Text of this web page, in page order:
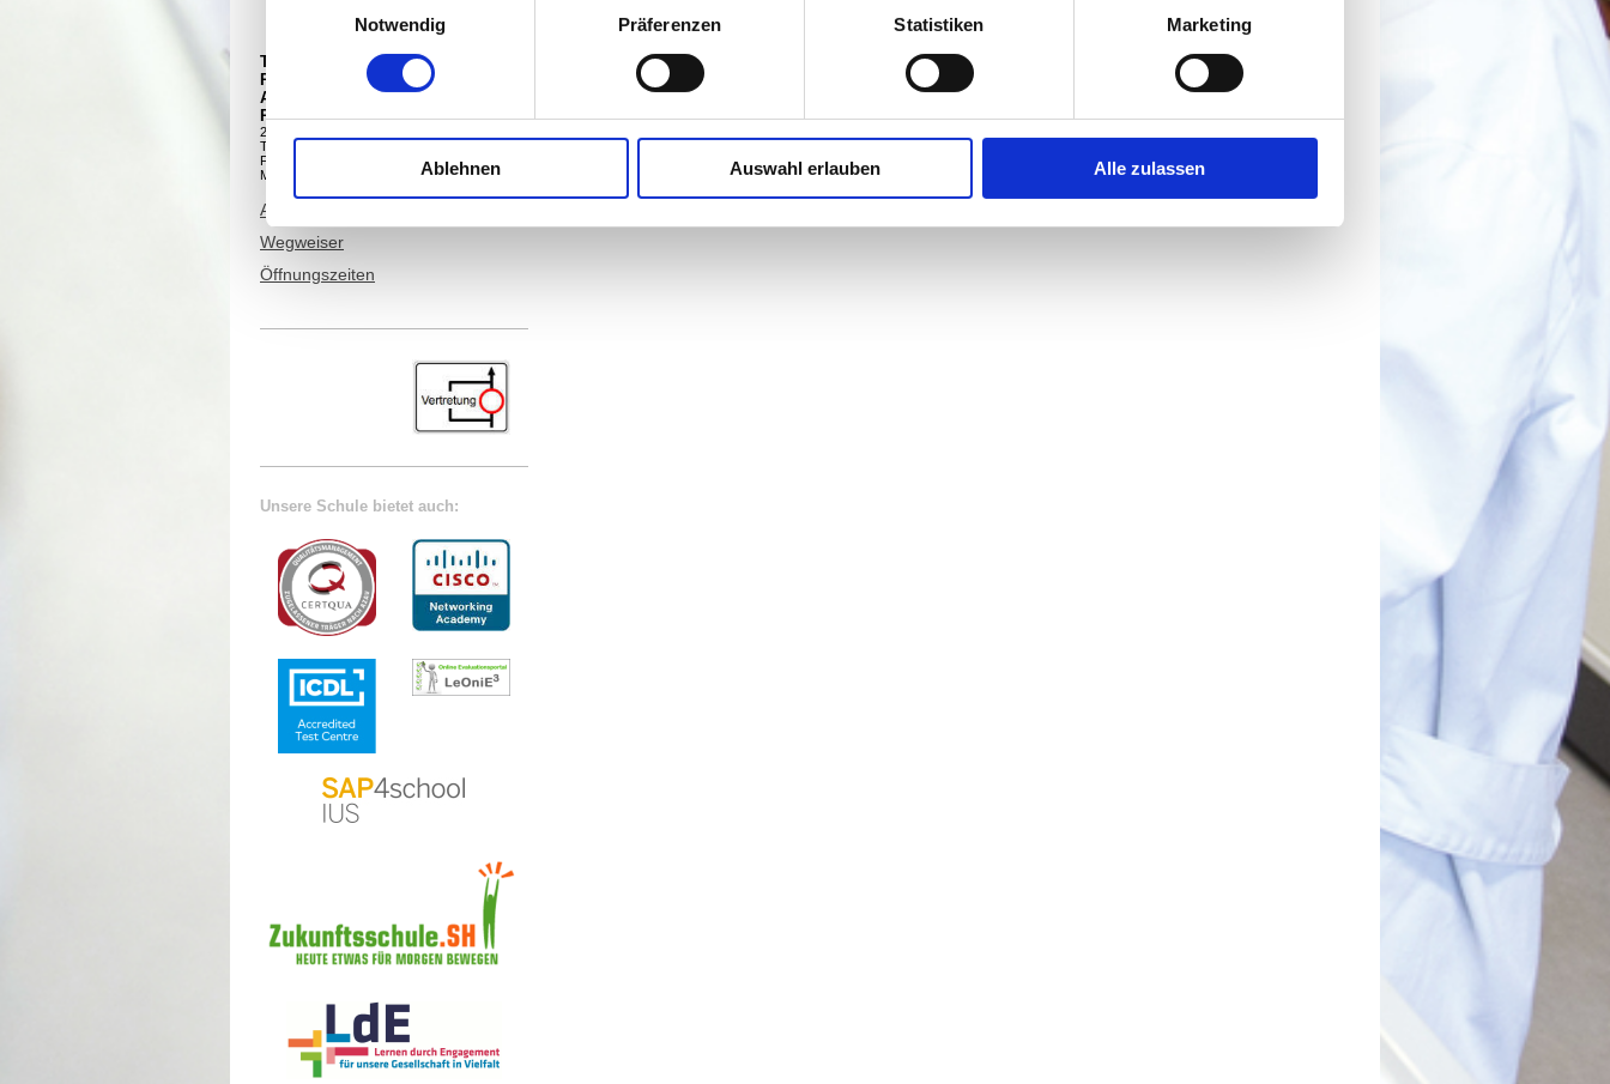
Notwendig
Präferenzen Statistiken Marketing
Ablehnen Auswahl erlauben Alle zulassen
Theodor-Litt-Schule
Regionales Berufsbildungszentrum
AöR
Parkstr. 12-18
24534 Neumünster
Tel. +49 4321 942 4910
Fax +49 4321 942 4909
Mail:
Ansprechpartner Schulbüro
Wegweiser
Öffnungszeiten
Unsere Schule bietet auch: